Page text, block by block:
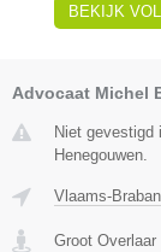
BEKIJK
Advocaat Michel
Niet gevestigd
Henegouwen.
Vlaams-
Groot Overlaar